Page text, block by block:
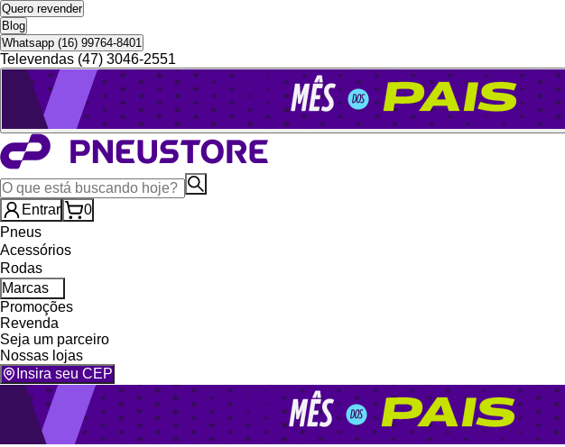
Quero revender
Blog
Whatsapp (16) 99764-8401
Televendas (47) 3046-2551
Entrar
0
Pneus
Acessórios
Rodas
Marcas
Promoções
Revenda
Seja um parceiro
Nossas lojas
Insira seu CEP